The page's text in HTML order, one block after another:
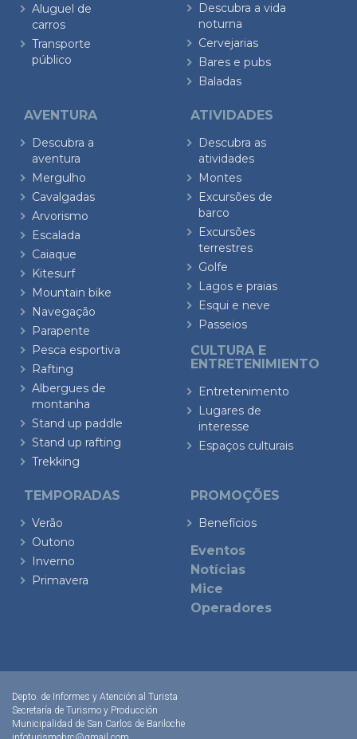
Aluguel de
carros
Transporte
público
Descubra a vida
noturna
Cervejarias
Bares e pubs
Baladas
AVENTURA
Descubra a
aventura
Mergulho
Cavalgadas
Arvorismo
Escalada
Caiaque
Kitesurf
Mountain bike
Navegação
Parapente
Pesca esportiva
Rafting
Albergues de
montanha
Stand up paddle
Stand up rafting
Trekking
ATIVIDADES
Descubra as
atividades
Montes
Excursões de
barco
Excursões
terrestres
Golfe
Lagos e praias
Esqui e neve
Passeios
CULTURA E
ENTRETENIMIENTO
Entretenimento
Lugares de
interesse
Espaços culturais
TEMPORADAS
Verão
Outono
Inverno
Primavera
PROMOÇÕES
Benefícios
Eventos
Notícias
Mice
Operadores
Depto. de Informes y Atención al Turista
Secretaría de Turismo y Producción
Municipalidad de San Carlos de Bariloche